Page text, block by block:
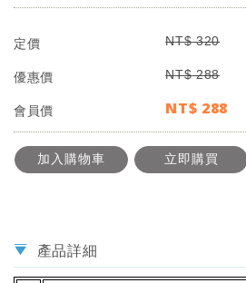
定價 NT$ 320
優惠價 NT$ 288
會員價 NT$ 288
加入購物車 立即購買
產品詳細